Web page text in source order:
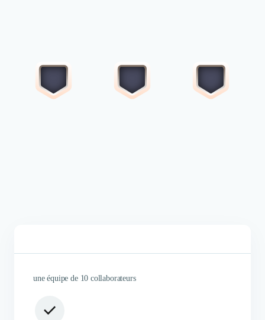
une équipe de 10 collaborateurs